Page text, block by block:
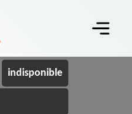
indisponible